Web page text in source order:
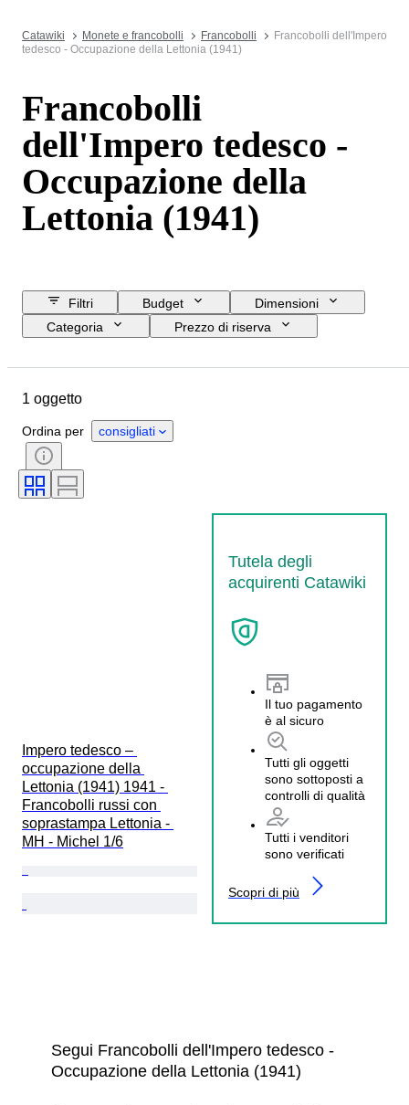
Catawiki Monete e francobolli Francobolli
Francobolli dell'Impero
tedesco - Occupazione della Lettonia (1941)
Francobolli
dell'Impero tedesco -
Occupazione della
Lettonia (1941)
Filtri Budget
Dimensioni
Categoria
Prezzo di riserva
Condizioni
1 oggetto
Ordina per consigliati
Impero tedesco –
occupazione della
Lettonia (1941) 1941 -
Francobolli russi con
soprastampa Lettonia -
MH - Michel 1/6
Tutela degli
acquirenti Catawiki
Il tuo pagamento
è al sicuro
Tutti gli oggetti
sono sottoposti a
controlli di qualità
Tutti i venditori
sono verificati
Scopri di più
Segui Francobolli dell'Impero tedesco -
Occupazione della Lettonia (1941)